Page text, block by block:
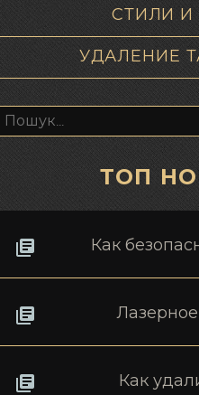
СТИЛИ И
УДАЛЕНИЕ
ТОП
Как
Как